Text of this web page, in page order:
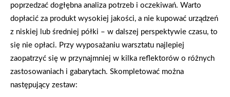
poprzedzać dogłębna analiza potrzeb i oczekiwań. Warto
dopłacić za produkt wysokiej jakości, a nie kupować urządzeń
z niskiej lub średniej półki – w dalszej perspektywie czasu, to
się nie opłaci. Przy wyposażaniu warsztatu najlepiej
zaopatrzyć się w przynajmniej w kilka reflektorów o różnych
zastosowaniach i gabarytach. Skompletować można
następujący zestaw: